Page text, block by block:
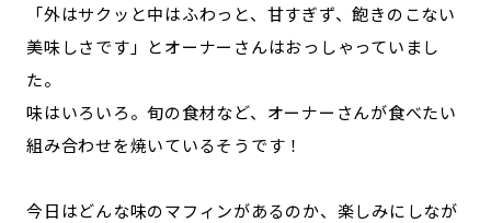
「外はサクッと中はふわっと、甘すぎず、飽きのこない
美味しさです」とオーナーさんはおっしゃっていまし
た。
味はいろいろ。旬の食材など、オーナーさんが食べたい
組み合わせを焼いているそうです！
今日はどんな味のマフィンがあるのか、楽しみにしなが